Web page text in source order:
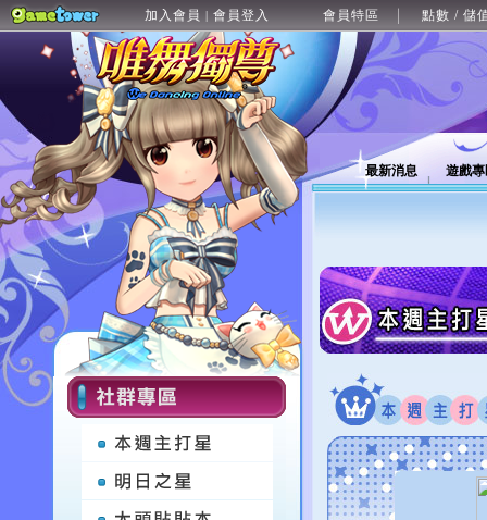
加入會員 | 會員登入 會員特區 點數 / 儲
最新消息 遊戲